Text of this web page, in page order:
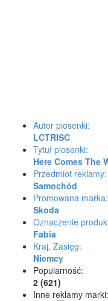
Autor piosenki:
LCTRISC
Tytuł piosenki:
Here Comes The
Przedmiot reklamy:
Samochód
Promowana marka:
Skoda
Oznaczenie
Fabia
Kraj, Zasięg:
Niemcy
Popularność:
2 (621)
Inne reklamy marki: